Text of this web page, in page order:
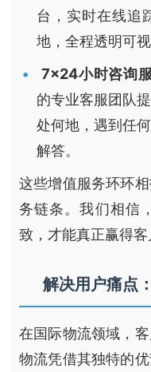
台，实时在线追
地，全程透明可
7×24小时咨询
的专业客服团队
处何地，遇到任
解答。
这些增值服务环环
务链条。我们相信
致，才能真正赢得客
解决用户痛点
在国际物流领域，
物流凭借其独特的